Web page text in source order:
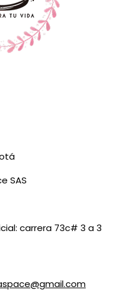
SAS
carrera 73c# 3 a 3